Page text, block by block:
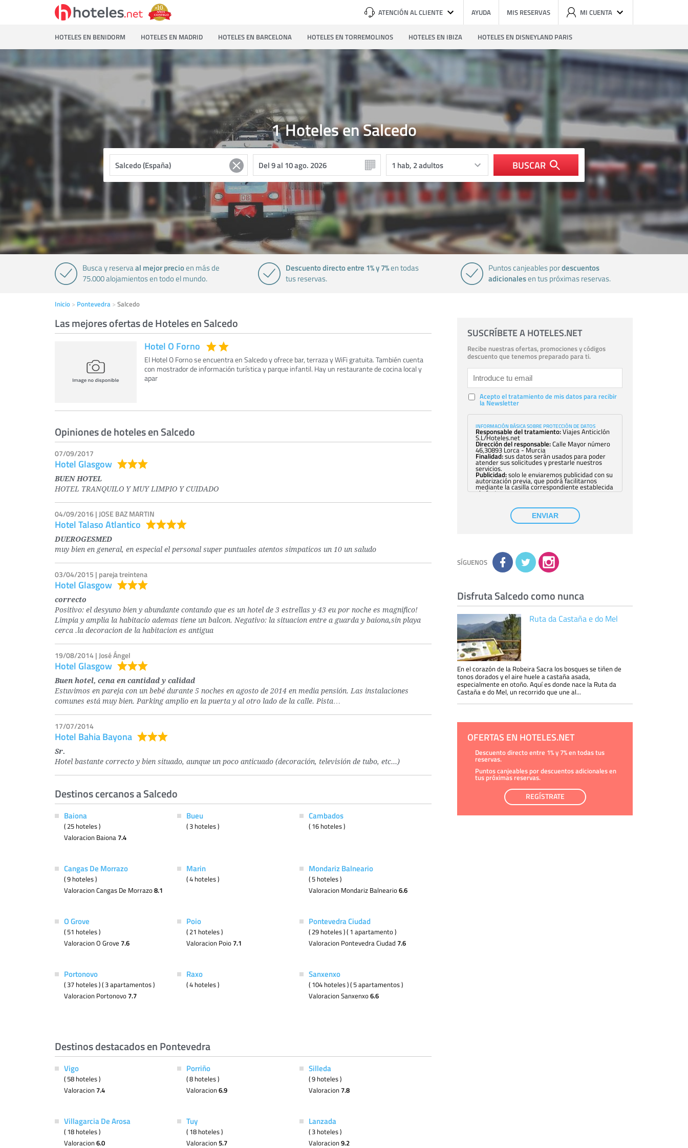
ATENCIÓN AL CLIENTE AYUDA MIS RESERVAS MI CUENTA
HOTELES EN BENIDORM HOTELES EN MADRID HOTELES EN BARCELONA HOTELES EN TORREMOLINOS HOTELES EN IBIZA HOTELES EN DISNEYLAND PARIS
Hoteles en Salcedo
1
BUSCAR
Busca y reservaal mejor precioen más de
75.000 alojamientos en todo el mundo.
Descuento directo entre 1% y 7%en todas
tus reservas.
Puntos canjeables pordescuentos
adicionalesen tus próximas reservas.
Inicio Pontevedra Salcedo
Las mejores ofertas de Hoteles en Salcedo
Hotel O Forno
El Hotel O Forno se encuentra en Salcedo y ofrece bar, terraza y WiFi gratuita. También cuenta
con mostrador de información turística y parque infantil. Hay un restaurante de cocina local y
apar
Opiniones de hoteles en Salcedo
07/09/2017
Hotel Glasgow
BUEN HOTEL
HOTEL TRANQUILO Y MUY LIMPIO Y CUIDADO
04/09/2016 | JOSE BAZ MARTIN
Hotel Talaso Atlantico
DUEROGESMED
muy bien en general, en especial el personal super puntuales atentos simpaticos un 10 un saludo
03/04/2015 | pareja treintena
Hotel Glasgow
correcto
Positivo: el desyuno bien y abundante contando que es un hotel de 3 estrellas y 43 eu por noche es magnifico!
Limpia y amplia la habitacio ademas tiene un balcon. Negativo: la situacion entre a guarda y baiona,sin playa
cerca .la decoracion de la habitacion es antigua
19/08/2014 | José Ángel
Hotel Glasgow
Buen hotel, cena en cantidad y calidad
Estuvimos en pareja con un bebé durante 5 noches en agosto de 2014 en media pensión. Las instalaciones
comunes está muy bien. Parking amplio en la puerta y al otro lado de la calle. Pista…
17/07/2014
Hotel Bahia Bayona
Sr.
Hotel bastante correcto y bien situado, aunque un poco anticuado (decoración, televisión de tubo, etc...)
Destinos cercanos a Salcedo
Baiona
( 25 hoteles )
Valoracion Baiona 7.4
Bueu
( 3 hoteles )
Cambados
( 16 hoteles )
Cangas De Morrazo
( 9 hoteles )
Valoracion Cangas De Morrazo8.1
Marin
( 4 hoteles )
Mondariz Balneario
( 5 hoteles )
Valoracion Mondariz Balneario6.6
O Grove
( 51 hoteles )
Valoracion O Grove 7.6
Poio
( 21 hoteles )
Valoracion Poio 7.1
Pontevedra Ciudad
( 29 hoteles ) ( 1 apartamento )
Valoracion Pontevedra Ciudad 7.6
Portonovo
( 37 hoteles ) ( 3 apartamentos )
Valoracion Portonovo 7.7
Raxo
( 4 hoteles )
Sanxenxo
( 104 hoteles ) ( 5 apartamentos )
Valoracion Sanxenxo6.6
Destinos destacados en Pontevedra
Vigo
( 58 hoteles )
Valoracion 7.4
Porriño
( 8 hoteles )
Valoracion6.9
Silleda
( 9 hoteles )
Valoracion 7.8
Villagarcia De Arosa
( 18 hoteles )
Valoracion6.0
Tuy
( 18 hoteles )
Valoracion5.7
Lanzada
( 3 hoteles )
Valoracion9.2
SUSCRÍBETE A HOTELES.NET
Recibe nuestras ofertas, promociones y códigos
descuento que tenemos preparado para ti.
Acepto el tratamiento de mis datos para recibir
la Newsletter
INFORMACIÓN BÁSICA SOBRE PROTECCIÓN DE DATOS
Responsable del tratamiento:Viajes Anticiclón
S.L/Hoteles.net
Dirección del responsable:Calle Mayor número
46,30893 Lorca - Murcia
Finalidad:sus datos serán usados para poder
atender sus solicitudes y prestarle nuestros
servicios.
Publicidad:solo le enviaremos publicidad con su
autorización previa, que podrá facilitarnos
mediante la casilla correspondiente establecida
al efecto.
con su consentimiento previo, que podrá
facilitarnos mediante la casilla correspondiente
establecida al efecto.
Destinatarios:con carácter general, sólo el
Derechos:tiene derecho a saber qué
información tenemos sobre usted, corregirla y
eliminarla, tal y como se explica en la
información adicional disponible en nuestra
la información adicional y detallada sobre cómo
tratamos sus datos en lapolítica de privacidad
ENVIAR
SÍGUENOS
Disfruta Salcedo como nunca
Ruta da Castaña e do Mel
En el corazón de la Robeira Sacra los bosques se tiñen de
tonos dorados y el aire huele a castaña asada,
especialmente en otoño. Aquí es donde nace la Ruta da
Castaña e do Mel, un recorrido que une al...
OFERTAS EN HOTELES.NET
Descuento directo entre 1% y 7% en todas tus
reservas.
Puntos canjeables por descuentos adicionales en
tus próximas reservas.
REGÍSTRATE